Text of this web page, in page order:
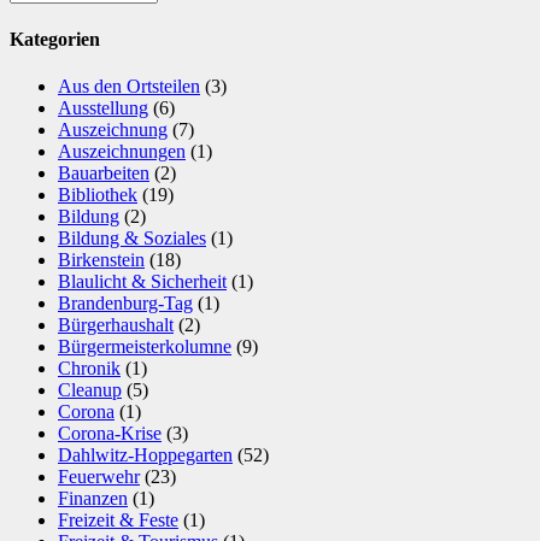
Kategorien
Aus den Ortsteilen (3)
Ausstellung (6)
Auszeichnung (7)
Auszeichnungen (1)
Bauarbeiten (2)
Bibliothek (19)
Bildung (2)
Bildung & Soziales (1)
Birkenstein (18)
Blaulicht & Sicherheit (1)
Brandenburg-Tag (1)
Bürgerhaushalt (2)
Bürgermeisterkolumne (9)
Chronik (1)
Cleanup (5)
Corona (1)
Corona-Krise (3)
Dahlwitz-Hoppegarten (52)
Feuerwehr(23)
Finanzen (1)
Freizeit & Feste (1)